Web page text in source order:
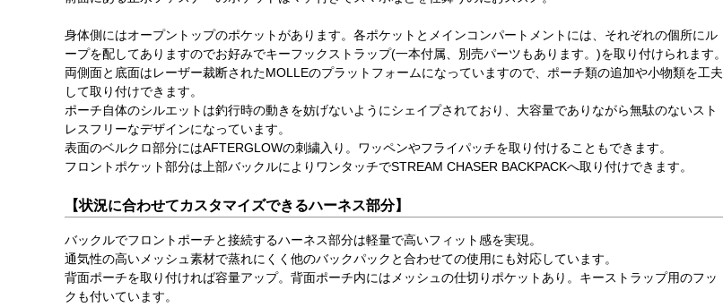
身体側にはオープントップのポケットがあります。各ポケットとメインコンパートメントには、それぞれの個所にル
ープを配してありますのでお好みでキーフックストラップ(一本付属、別売パーツもあります。)を取り付けられます。
両側面と底面はレーザー裁断されたMOLLEのプラットフォームになっていますので、ポーチ類の追加や小物類を工夫
して取り付けできます。
ポーチ自体のシルエットは釣行時の動きを妨げないようにシェイプされており、大容量でありながら無駄のないスト
レスフリーなデザインになっています。
表面のベルクロ部分にはAFTERGLOWの刺繍入り。ワッペンやフライパッチを取り付けることもできます。
フロントポケット部分は上部バックルによりワンタッチでSTREAM CHASER BACKPACKへ取り付けできます。
【状況に合わせてカスタマイズできるハーネス部分】
バックルでフロントポーチと接続するハーネス部分は軽量で高いフィット感を実現。
通気性の高いメッシュ素材で蒸れにくく他のバックパックと合わせての使用にも対応しています。
背面ポーチを取り付ければ容量アップ。背面ポーチ内にはメッシュの仕切りポケットあり。キーストラップ用のフッ
クも付いています。